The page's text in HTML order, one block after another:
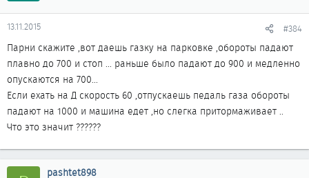
13.11.2015 #384
Парни скажите ,вот даешь газку на парковке ,обороты падают
плавно до 700 и стоп ... раньше было падают до 900 и медленно
опускаются на 700...
Если ехать на Д скорость 60 ,отпускаешь педаль газа обороты
падают на 1000 и машина едет ,но слегка притормаживает ..
Что это значит ??????
pashtet898